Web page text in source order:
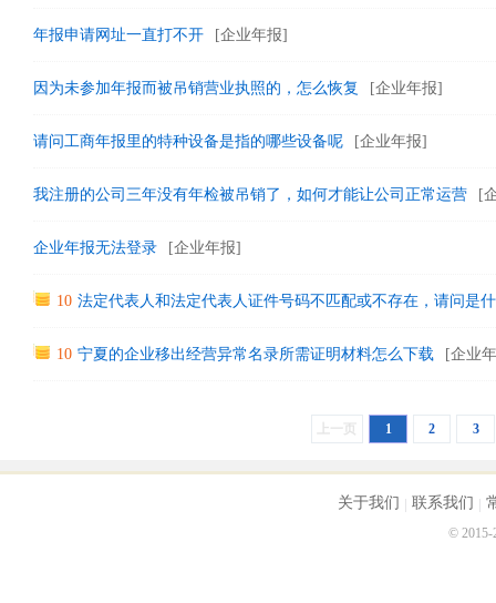
年报申请网址一直打不开 [企业年报]
因为未参加年报而被吊销营业执照的，怎么恢复 [企业年报]
请问工商年报里的特种设备是指的哪些设备呢 [企业年报]
我注册的公司三年没有年检被吊销了，如何才能让公司正常运营 [
企业年报无法登录 [企业年报]
10 法定代表人和法定代表人证件号码不匹配或不存在，请问是
10 宁夏的企业移出经营异常名录所需证明材料怎么下载 [企业
上一页 1 2 3
关于我们 联系我们
© 2015-